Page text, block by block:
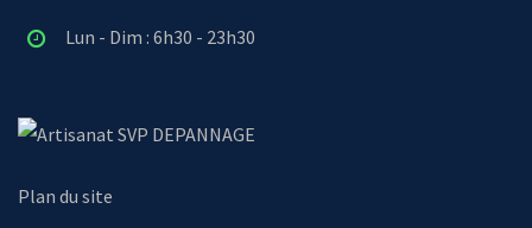
Lun - Dim : 6h30 - 23h30
SVP DEPANNAGE
Plan du site